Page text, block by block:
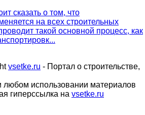
сказать о том, что
на всех строительных
такой основной процесс, как
vsetke.ru - Портал о строительстве,
любом использовании материалов
гиперссылка на vsetke.ru